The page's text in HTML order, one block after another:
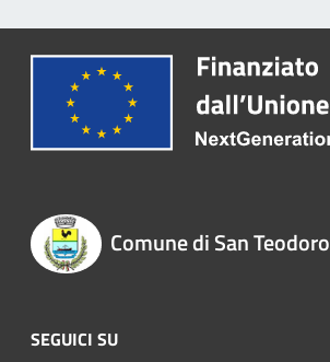
Comune di San Teodoro
SEGUICI SU